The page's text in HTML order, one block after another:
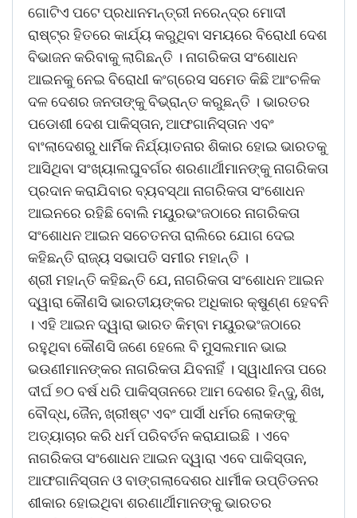
ଗୋଟିଏ ପଟେ ପ୍ରଧାନମନ୍ତ୍ରୀ ନରେନ୍ଦ୍ର ମୋଦୀ
ରାଷ୍ଟ୍ର ହିତରେ କାର୍ଯ୍ୟ କରୁଥିବା ସମୟରେ ବିରୋଧୀ ଦେଶ
ବିଭାଜନ କରିବାକୁ ଲାଗିଛନ୍ତି । ନାଗରିକତା ସଂଶୋଧନ
ଆଇନକୁ ନେଇ ବିରୋଧୀ କଂଗ୍ରେସ ସମେତ କିଛି ଆଂଚଳିକ
ଦଳ ଦେଶର ଜନତାଙ୍କୁ ବିଭ୍ରାନ୍ତ କରୁଛନ୍ତି । ଭାରତର
ପଡୋଶୀ ଦେଶ ପାକିସ୍ତାନ, ଆଫଗାନିସ୍ତାନ ଏବଂ
ବାଂଲାଦେଶରୁ ଧାର୍ମିକ ନିର୍ଯ୍ୟାତନାର ଶିକାର ହୋଇ ଭାରତକୁ
ଆସିଥିବା ସଂଖ୍ୟାଲଘୁବର୍ଗର ଶରଣାର୍ଥୀମାନଙ୍କୁ ନାଗରିକତା
ପ୍ରଦାନ କରାଯିବାର ବ୍ୟବସ୍ଥା ନାଗରିକତା ସଂଶୋଧନ
ଆଇନରେ ରହିଛି ବୋଲି ମୟୁରଭଂଜଠାରେ ନାଗରିକତା
ସଂଶୋଧନ ଆଇନ ସଚେତନତା ରାଲିରେ ଯୋଗ ଦେଇ
କହିଛନ୍ତି ରାଜ୍ୟ ସଭାପତି ସମୀର ମହାନ୍ତି ।
ଶ୍ରୀ ମହାନ୍ତି କହିଛନ୍ତି ଯେ, ନାଗରିକତା ସଂଶୋଧନ ଆଇନ
ଦ୍ୱାରା କୌଣସି ଭାରତୀୟଙ୍କର ଅଧିକାର କ୍ଷୁଣ୍ଣ ହେବନି
। ଏହି ଆଇନ ଦ୍ୱାରା ଭାରତ କିମ୍ବା ମୟୁରଭଂଜଠାରେ
ରହୁଥିବା କୌଣସି ଜଣେ ହେଲେ ବି ମୁସଲମାନ ଭାଇ
ଭଉଣୀମାନଙ୍କର ନାଗରିକତା ଯିବନାହିଁ । ସ୍ୱାଧୀନତା ପରେ
ଦୀର୍ଘ ୭୦ ବର୍ଷ ଧରି ପାକିସ୍ତାନରେ ଆମ ଦେଶର ହିନ୍ଦୁ, ଶିଖ,
ବୌଦ୍ଧ, ଜୈନ, ଖ୍ରୀଷ୍ଟ ଏବଂ ପାର୍ସୀ ଧର୍ମର ଲୋକଙ୍କୁ
ଅତ୍ୟାଚାର କରି ଧର୍ମ ପରିବର୍ତନ କରାଯାଇଛି । ଏବେ
ନାଗରିକତା ସଂଶୋଧନ ଆଇନ ଦ୍ୱାରା ଏବେ ପାକିସ୍ତାନ,
ଆଫଗାନିସ୍ତାନ ଓ ବାଙ୍ଗଲାଦେଶର ଧାର୍ମୀକ ଉପ୍ତିଡନର
ଶୀକାର ହୋଇଥିବା ଶରଣାର୍ଥୀମାନଙ୍କୁ ଭାରତର